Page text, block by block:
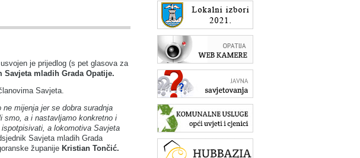
je prijedlog (s pet glasova za
mladih Grada Opatije.
Savjeta.
mijenja jer se dobra suradnja
smo, a i nastavljamo konkretno i
a lokomotiva Savjeta
Savjeta mladih Grada
županije Kristian Tončić.